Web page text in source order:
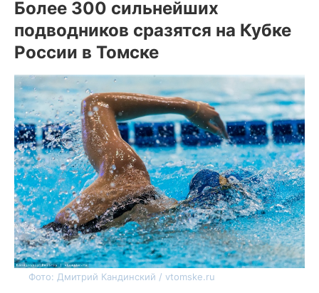
Более 300 сильнейших
подводников сразятся на Кубке
России в Томске
Фото: Дмитрий Кандинский / vtomske.ru